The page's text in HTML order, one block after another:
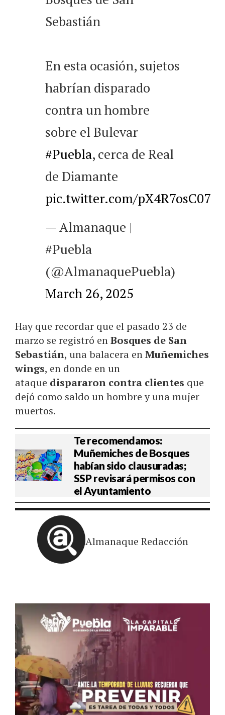
Sebastián
En esta ocasión, sujetos
habrían disparado
contra un hombre
sobre el Bulevar
#Puebla, cerca de Real
de Diamante
pic.twitter.com/pX4R7osC07
— Almanaque |
#Puebla
(@AlmanaquePuebla)
March 26, 2025
Hay que recordar que el pasado 23 de
marzo se registró enBosques de San
Sebastián, una balacera enMuñemiches
wings, en donde en un
ataque dispararon contra clientes que
dejó como saldo un hombre y una mujer
muertos.
Te recomendamos:
Muñemiches de Bosques
habían sido clausuradas;
SSP revisará permisos con
el Ayuntamiento
Almanaque Redacción